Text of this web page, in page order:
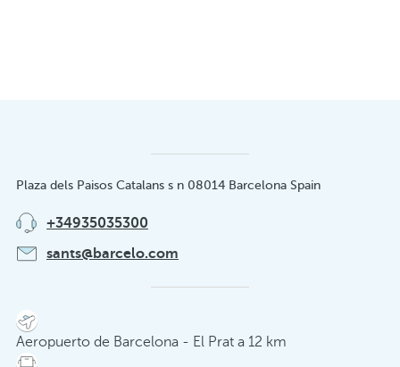
Plaza dels Paisos Catalans s n 08014 Barcelona Spain
+34935035300
sants@barcelo.com
Aeropuerto de Barcelona - El Prat a 12 km